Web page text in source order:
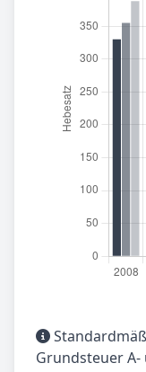
Grundsteuer